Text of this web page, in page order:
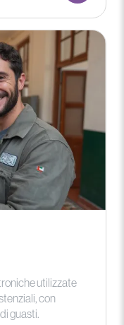
utilizzate
con
guasti.